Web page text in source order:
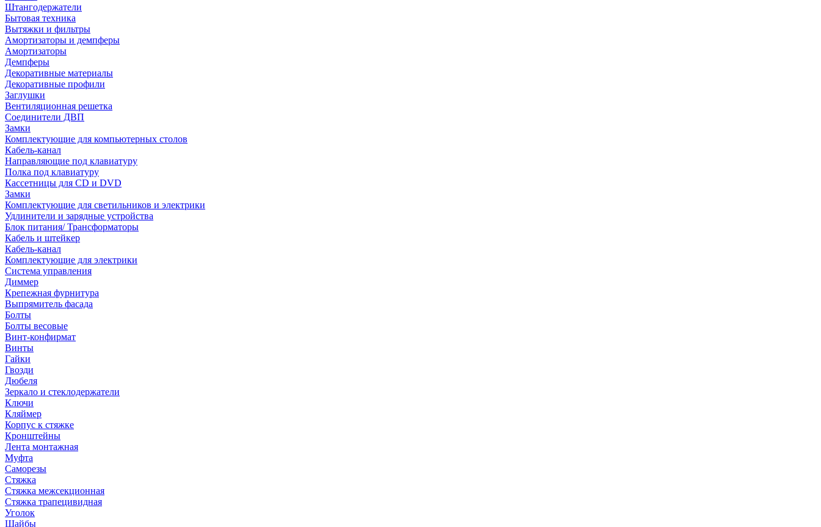
Штангодержатели
Бытовая техника
Вытяжки и фильтры
Амортизаторы и демпферы
Амортизаторы
Демпферы
Декоративные материалы
Декоративные профили
Заглушки
Вентиляционная решетка
Соединители ДВП
Замки
Комплектующие для компьютерных столов
Кабель-канал
Направляющие под клавиатуру
Полка под клавиатуру
Кассетницы для CD и DVD
Замки
Комплектующие для светильников и электрики
Удлинители и зарядные устройства
Блок питания/ Трансформаторы
Кабель и штейкер
Кабель-канал
Комплектующие для электрики
Система управления
Диммер
Крепежная фурнитура
Выпрямитель фасада
Болты
Болты весовые
Винт-конфирмат
Винты
Гайки
Гвозди
Дюбеля
Зеркало и стеклодержатели
Ключи
Кляймер
Корпус к стяжке
Кронштейны
Лента монтажная
Муфта
Саморезы
Стяжка
Стяжка межсекционная
Стяжка трапецивидная
Уголок
Шайбы